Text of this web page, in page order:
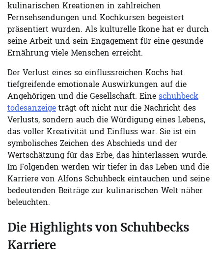
kulinarischen Kreationen in zahlreichen
Fernsehsendungen und Kochkursen begeistert
präsentiert wurden. Als kulturelle Ikone hat er durch
seine Arbeit und sein Engagement für eine gesunde
Ernährung viele Menschen erreicht.
Der Verlust eines so einflussreichen Kochs hat
tiefgreifende emotionale Auswirkungen auf die
Angehörigen und die Gesellschaft. Eine schuhbeck
todesanzeige trägt oft nicht nur die Nachricht des
Verlusts, sondern auch die Würdigung eines Lebens,
das voller Kreativität und Einfluss war. Sie ist ein
symbolisches Zeichen des Abschieds und der
Wertschätzung für das Erbe, das hinterlassen wurde.
Im Folgenden werden wir tiefer in das Leben und die
Karriere von Alfons Schuhbeck eintauchen und seine
bedeutenden Beiträge zur kulinarischen Welt näher
beleuchten.
Die Highlights von Schuhbecks
Karriere